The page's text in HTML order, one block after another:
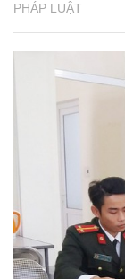
PHÁP LUẬT